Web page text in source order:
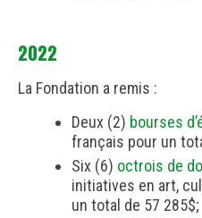
2022
La Fondation a remis :
Deux (2) bourses
français pour un
Six (6) octrois de
initiatives en art,
un total de 57 285$;